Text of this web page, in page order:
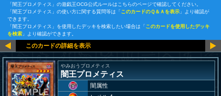
「闇王プロメティス」の遊戯王OCG公式ルールはこちらのページで確認してください。
「闇王プロメティス」の使い方に関する質問等は「このカードのＱ＆Ａを表示 」より確認が
できます。
「闇王プロメティス」を使用したデッキを検索したい場合は「このカードを使用したデッキ
を検索 」より確認ができます。
やみおうプロメティス
闇王プロメティス
闇属性